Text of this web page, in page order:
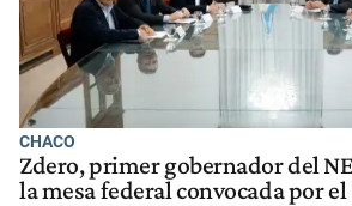
CHACO
Zdero, primer gobernador del
la mesa federal convocada por